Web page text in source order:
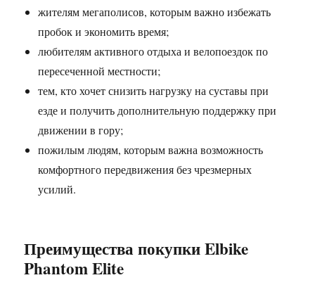
жителям мегаполисов, которым важно избежать
пробок и экономить время;
любителям активного отдыха и велопоездок по
пересеченной местности;
тем, кто хочет снизить нагрузку на суставы при
езде и получить дополнительную поддержку при
движении в гору;
пожилым людям, которым важна возможность
комфортного передвижения без чрезмерных
усилий.
Преимущества покупки Elbike
Phantom Elite